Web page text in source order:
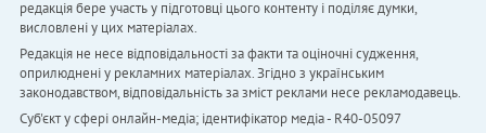
редакція бере участь у підготовці цього контенту і поділяє думки,
висловлені у цих матеріалах.
Редакція не несе відповідальності за факти та оціночні судження,
оприлюднені у рекламних матеріалах. Згідно з українським
законодавством, відповідальність за зміст реклами несе рекламодавець.
Cуб'єкт у сфері онлайн-медіа; ідентифікатор медіа - R40-05097